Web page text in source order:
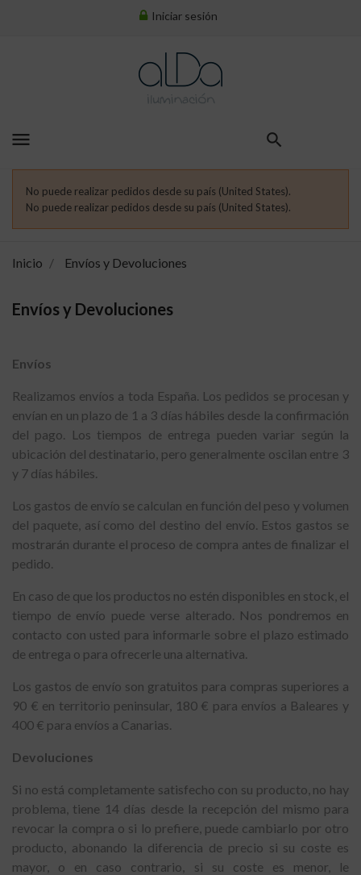
Iniciar sesión
menu
No puede realizar pedidos desde su país (United States).
No puede realizar pedidos desde su país (United States).
Inicio Envíos y Devoluciones
Envíos y Devoluciones
Envíos
Realizamos envíos a toda España. Los pedidos se procesan y
envían en un plazo de 1 a 3 días hábiles desde la confirmación
del pago. Los tiempos de entrega pueden variar según la
ubicación del destinatario, pero generalmente oscilan entre 3
y 7 días hábiles.
Los gastos de envío se calculan en función del peso y volumen
del paquete, así como del destino del envío. Estos gastos se
mostrarán durante el proceso de compra antes de finalizar el
pedido.
En caso de que los productos no estén disponibles en stock, el
tiempo de envío puede verse alterado. Nos pondremos en
contacto con usted para informarle sobre el plazo estimado
de entrega o para ofrecerle una alternativa.
Los gastos de envío son gratuitos para compras superiores a
90 € en territorio peninsular, 180 € para envíos a Baleares y
400 € para envíos a Canarias.
Devoluciones
Si no está completamente satisfecho con su producto, no hay
problema, tiene 14 días desde la recepción del mismo para
revocar la compra o si lo prefiere, puede cambiarlo por otro
producto, abonando la diferencia de precio si su coste es
mayor, o en caso contrario, si su coste es menor, le